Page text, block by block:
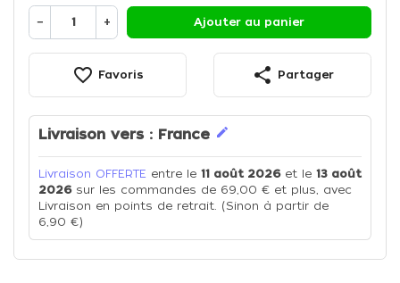
− + Ajouter au panier
favorite_border Favoris share Partager
Livraison vers : France edit
Livraison OFFERTE entre le 11 août 2026et le 13 août
2026sur les commandes de 69,00 € et plus, avec
Livraison en points de retrait. (Sinon à partir de
6,90 €)